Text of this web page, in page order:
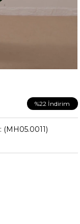
%22 İndirim
(MH05.0011)